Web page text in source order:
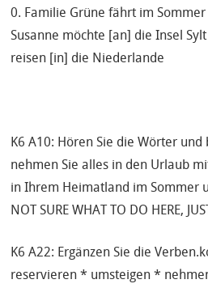
0. Familie Grüne fährt im
Susanne möchte [an] die Insel
reisen [in] die Niederlande
K6 A10: Hören Sie die Wörter und
nehmen Sie alles in den Urlaub
in Ihrem Heimatland im Sommer
NOT SURE WHAT TO DO HERE,
K6 A22: Ergänzen Sie die
reservieren * umsteigen *